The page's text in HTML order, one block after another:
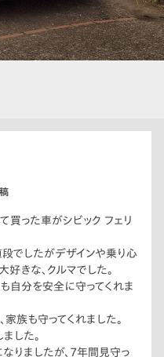
買った車がシビック フェリ
でしたがデザインや乗り心
きな、クルマでした。
自分を安全に守ってくれま
族も守ってくれました。
した。
りましたが、7年間見守っ